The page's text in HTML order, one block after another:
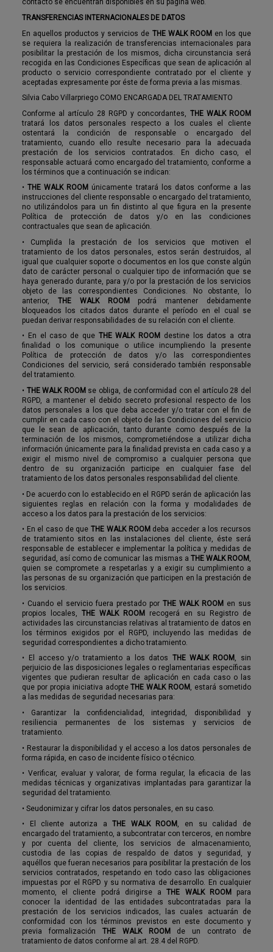
contacto se encuentran disponibles en su página web.
TRANSFERENCIAS INTERNACIONALES DE DATOS
En aquellos productos y servicios de THE WALK ROOM en los que
se requiera la realización de transferencias internacionales para
posibilitar la prestación de los mismos, dicha circunstancia será
recogida en las Condiciones Específicas que sean de aplicación al
producto o servicio correspondiente contratado por el cliente y
aceptadas expresamente por éste de forma previa a las mismas.
Silvia Cabo Villarpriego COMO ENCARGADA DEL TRATAMIENTO
Conforme al artículo 28 RGPD y concordantes, THE WALK ROOM
tratará los datos personales respecto a los cuales el cliente
ostentará la condición de responsable o encargado del
tratamiento, cuando ello resulte necesario para la adecuada
prestación de los servicios contratados. En dicho caso, el
responsable actuará como encargado del tratamiento, conforme a
los términos que a continuación se indican:
• THE WALK ROOM únicamente tratará los datos conforme a las
instrucciones del cliente responsable o encargado del tratamiento,
no utilizándolos para un fin distinto al que figura en la presente
Política de protección de datos y/o en las condiciones
contractuales que sean de aplicación.
•
Cumplida la prestación de los servicios que motiven el
tratamiento de los datos personales, estos serán destruidos, al
igual que cualquier soporte o documentos en los que conste algún
dato de carácter personal o cualquier tipo de información que se
haya generado durante, para y/o por la prestación de los servicios
objeto de las correspondientes Condiciones. No obstante, lo
anterior, THE WALK ROOM
podrá mantener debidamente
bloqueados los citados datos durante el período en el cual se
puedan derivar responsabilidades de su relación con el cliente.
•
En el caso de que THE WALK ROOM
destine los datos a otra
finalidad o los comunique o utilice incumpliendo la presente
Política de protección de datos y/o las correspondientes
Condiciones del servicio, será considerado también responsable
del tratamiento.
• THE WALK ROOM se obliga, de conformidad con el artículo 28 del
RGPD, a mantener el debido secreto profesional respecto de los
datos personales a los que deba acceder y/o tratar con el fin de
cumplir en cada caso con el objeto de las Condiciones del servicio
que le sean de aplicación, tanto durante como después de la
terminación de los mismos, comprometiéndose a utilizar dicha
información únicamente para la finalidad prevista en cada caso y a
exigir el mismo nivel de compromiso a cualquier persona que
dentro de su organización participe en cualquier fase del
tratamiento de los datos personales responsabilidad del cliente.
• De acuerdo con lo establecido en el RGPD serán de aplicación las
siguientes reglas en relación con la forma y modalidades de
acceso a los datos para la prestación de los servicios:
• En el caso de que THE WALK ROOM deba acceder a los recursos
de tratamiento sitos en las instalaciones del cliente, éste será
responsable de establecer e implementar la política y medidas de
seguridad, así como de comunicar las mismas a THE WALK ROOM ,
quien se compromete a respetarlas y a exigir su cumplimiento a
las personas de su organización que participen en la prestación de
los servicios.
• Cuando el servicio fuera prestado por THE WALK ROOM en sus
propios locales, THE WALK ROOM
recogerá en su Registro de
actividades las circunstancias relativas al tratamiento de datos en
los términos exigidos por el RGPD, incluyendo las medidas de
seguridad correspondientes a dicho tratamiento.
•
El acceso y/o tratamiento a los datos THE WALK ROOM , sin
perjuicio de las disposiciones legales o reglamentarias específicas
vigentes que pudieran resultar de aplicación en cada caso o las
que por propia iniciativa adopteTHE WALK ROOM , estará sometido
a las medidas de seguridad necesarias para:
•
Garantizar la confidencialidad, integridad, disponibilidad y
resiliencia permanentes de los sistemas y servicios de
tratamiento.
• Restaurar la disponibilidad y el acceso a los datos personales de
forma rápida, en caso de incidente físico o técnico.
• Verificar, evaluar y valorar, de forma regular, la eficacia de las
medidas técnicas y organizativas implantadas para garantizar la
seguridad del tratamiento.
• Seudonimizar y cifrar los datos personales, en su caso.
•
El cliente autoriza aTHE WALK ROOM , en su calidad de
encargado del tratamiento, a subcontratar con terceros, en nombre
y por cuenta del cliente, los servicios de almacenamiento,
custodia de las copias de respaldo de datos y seguridad, y
aquéllos que fueran necesarios para posibilitar la prestación de los
servicios contratados, respetando en todo caso las obligaciones
impuestas por el RGPD y su normativa de desarrollo. En cualquier
momento, el cliente podrá dirigirse aTHE WALK ROOM
para
conocer la identidad de las entidades subcontratadas para la
prestación de los servicios indicados, las cuales actuarán de
conformidad con los términos previstos en este documento y
previa formalización THE WALK ROOM
de un contrato de
tratamiento de datos conforme al art. 28.4 del RGPD.